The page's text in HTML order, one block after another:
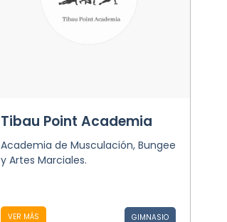
Tibau Point Academia
Academia de Musculación, Bungee
y Artes Marciales.
VER MÁS GIMNASIO